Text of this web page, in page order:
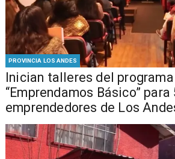
PROVINCIA LOS ANDES
Inician talleres del programa
“Emprendamos Básico” para
emprendedores de Los